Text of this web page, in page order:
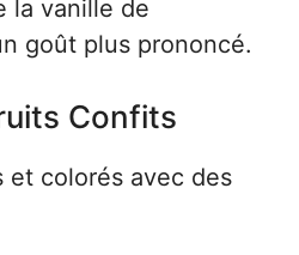
la vanille de
goût plus prononcé.
Confits
et colorés avec des